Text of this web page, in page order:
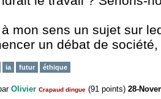
mon sens un sujet sur
un débat de
ia futur éthique
Olivier Crapaud dingue (91 points) 28-